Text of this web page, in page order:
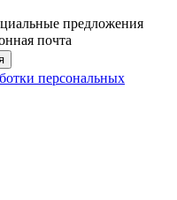
предложения
почта
персональных